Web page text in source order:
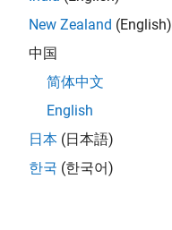
New Zealand (English)
中国
简体中文
English
日本 (日本語)
한국 (한국어)